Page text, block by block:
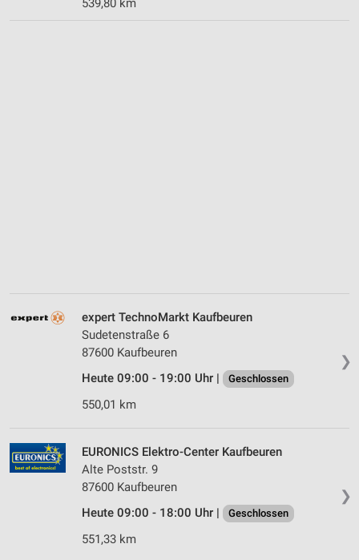
539,80 km
❯
expert TechnoMarkt Kaufbeuren
Sudetenstraße 6
87600 Kaufbeuren
Heute 09:00 - 19:00 Uhr |
Geschlossen
550,01 km
❯
EURONICS Elektro-Center Kaufbeuren
Alte Poststr. 9
87600 Kaufbeuren
Heute 09:00 - 18:00 Uhr |
Geschlossen
551,33 km